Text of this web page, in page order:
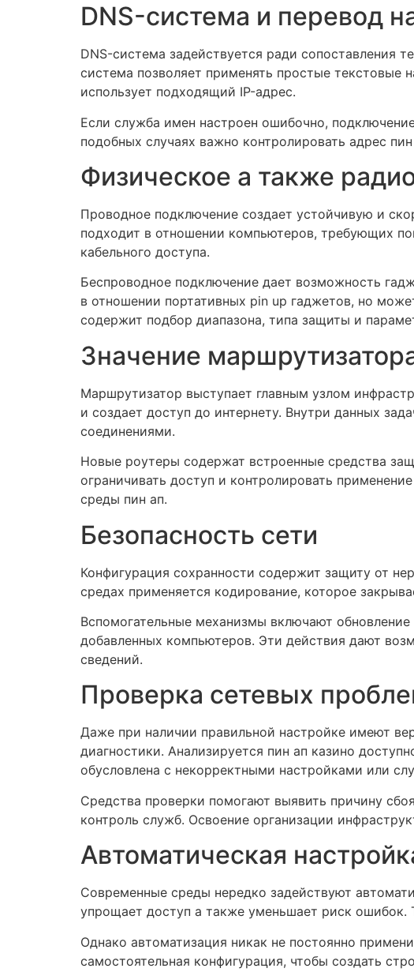
DNS-система и перевод
DNS-система задействуется ради сопоставления
система позволяет применять простые текстовые
использует подходящий IP-адрес.
Если служба имен настроен ошибочно,
подобных случаях важно контролировать адрес
Физическое а также
Проводное подключение создает устойчивую и
подходит в отношении компьютеров, требующих
кабельного доступа.
Беспроводное подключение дает возможность
в отношении портативных pin up гаджетов, но
содержит подбор диапазона, типа защиты и
Значение
Маршрутизатор выступает главным узлом
и создает доступ до интернету. Внутри данных
соединениями.
Новые роутеры содержат встроенные средства
ограничивать доступ и контролировать
среды пин ап.
Безопасность сети
Конфигурация сохранности содержит защиту от
средах применяется кодирование, которое
Вспомогательные механизмы включают
добавленных компьютеров. Эти действия дают
сведений.
Проверка сетевых
Даже при наличии правильной настройке имеют
диагностики. Анализируется пин ап казино
обусловлена с некорректными настройками или
Средства проверки помогают выявить причину
контроль служб. Освоение организации
Автоматическая
Современные среды нередко задействуют
упрощает доступ а также уменьшает риск
Однако автоматизация никак не постоянно
самостоятельная конфигурация, чтобы создать